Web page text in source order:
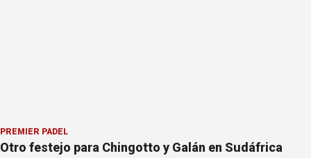
PREMIER PÁDEL
Otro festejo para Chingotto y Galán en Sudáfrica